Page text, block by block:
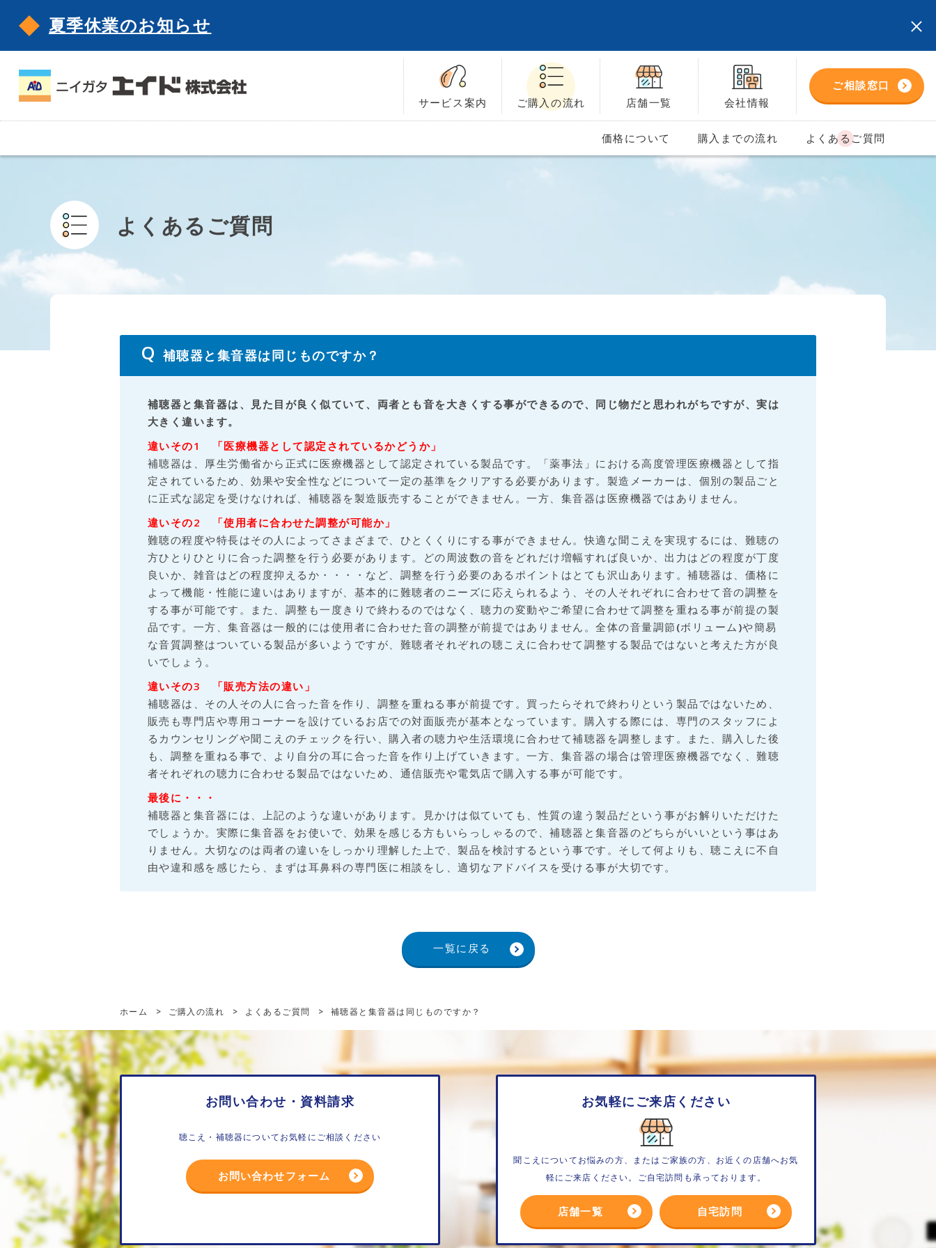
夏季休業のお知らせ
サービス 案内 ご購入の流れ 店舗一覧 会社情報
ご相談窓口
価格について 購入までの流れ よくあるご質問
よくあるご質問
補聴器と集音器は同じものですか？
補聴器と集音器は、見た目が良く似ていて、両者とも音を大きくする事ができるので、同じ物だと思われがちですが、実は
大きく違います。
違いその1 「医療機器として認定されているかどうか」
補聴器は、厚生労働省から正式に医療機器として認定されている製品です。「薬事法」における高度管理医療機器として指
定されているため、効果や安全性などについて一定の基準をクリアする必要があります。製造メーカーは、個別の製品ごと
に正式な認定を受けなければ、補聴器を製造販売することができません。一方、集音器は医療機器ではありません。
違いその2 「使用者に合わせた調整が可能か」
難聴の程度や特長はその人によってさまざまで、ひとくくりにする事ができません。快適な聞こえを実現するには、難聴の
方ひとりひとりに合った調整を行う必要があります。どの周波数の音をどれだけ増幅すれば良いか、出力はどの程度が丁度
良いか、雑音はどの程度抑えるか・・・・など、調整を行う必要のあるポイントはとても沢山あります。補聴器は、価格に
よって機能・性能に違いはありますが、基本的に難聴者のニーズに応えられるよう、その人それぞれに合わせて音の調整を
する事が可能です。また、調整も一度きりで終わるのではなく、聴力の変動やご希望に合わせて調整を重ねる事が前提の製
品です。一方、集音器は一般的には使用者に合わせた音の調整が前提ではありません。全体の音量調節(ボリューム)や簡易
な音質調整はついている製品が多いようですが、難聴者それぞれの聴こえに合わせて調整する製品ではないと考えた方が良
いでしょう。
違いその3 「販売方法の違い」
補聴器は、その人その人に合った音を作り、調整を重ねる事が前提です。買ったらそれで終わりという製品ではないため、
販売も専門店や専用コーナーを設けているお店での対面販売が基本となっています。購入する際には、専門のスタッフによ
るカウンセリングや聞こえのチェックを行い、購入者の聴力や生活環境に合わせて補聴器を調整します。また、購入した後
も、調整を重ねる事で、より自分の耳に合った音を作り上げていきます。一方、集音器の場合は管理医療機器でなく、難聴
者それぞれの聴力に合わせる製品ではないため、通信販売や電気店で購入する事が可能です。
最後に・・・
補聴器と集音器には、上記のような違いがあります。見かけは似ていても、性質の違う製品だという事がお解りいただけた
でしょうか。実際に集音器をお使いで、効果を感じる方もいらっしゃるので、補聴器と集音器のどちらがいいという事はあ
りません。大切なのは両者の違いをしっかり理解した上で、製品を検討するという事です。そして何よりも、聴こえに不自
由や違和感を感じたら、まずは耳鼻科の専門医に相談をし、適切なアドバイスを受ける事が大切です。
一覧に戻る
ホーム > ご購入の流れ > よくあるご質問 > 補聴器と集音器は同じものですか？
お問い合わせ・資料請求
聴こえ・補聴器についてお気軽にご相談ください
お問い合わせフォーム
お気軽にご来店ください
聞こえについてお悩みの方、またはご家族の方、お近くの店舗へお気
軽にご来店ください。ご自宅訪問も承っております。
店舗一覧 自宅訪問